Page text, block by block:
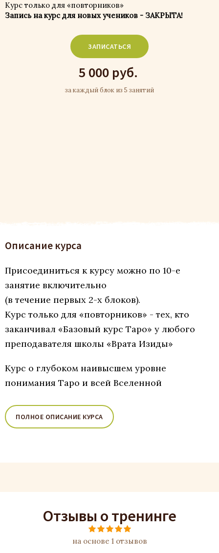
ЗАПИСАТЬСЯ
5 000 руб.
за каждый блок из 5 занятий
Курс только для «повторников»
Запись на курс для новых учеников - ЗАКРЫТА!
Описание курса
Присоединиться к курсу можно по 10-е
занятие включительно
(в течение первых 2-х блоков).
Курс только для «повторников» - тех, кто
заканчивал «Базовый курс Таро» у любого
преподавателя школы «Врата Изиды»
Курс о глубоком наивысшем уровне
понимания Таро и всей Вселенной
ПОЛНОЕ ОПИСАНИЕ КУРСА
Отзывы о тренинге
на основе 1 отзывов